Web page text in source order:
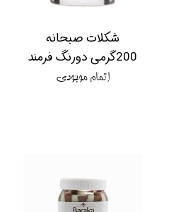
شکلات صبحانه
200گرمی دورنگ فرمند
اتمام موجودی